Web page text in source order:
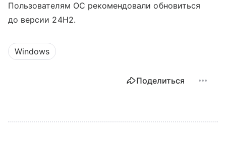
Пользователям ОС рекомендовали обновиться
до версии 24H2.
Windows
Поделиться